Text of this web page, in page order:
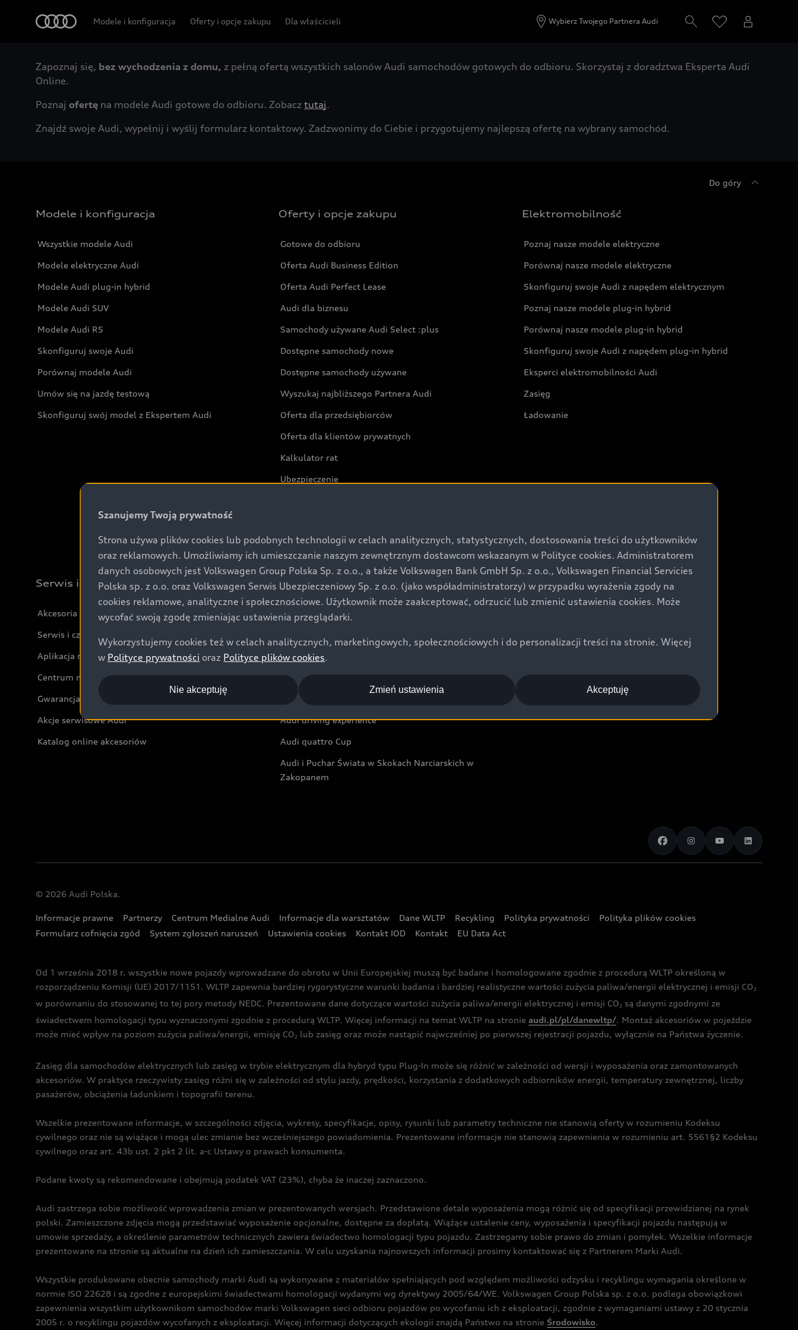
Modele i konfiguracja Oferty i opcje zakupu Dla właścicieli Wybierz Twojego Partnera Audi
Zapoznaj się, bez wychodzenia z domu, z pełną ofertą wszystkich salonów Audi samochodów gotowych do odbioru. Skorzystaj z doradztwa Eksperta Audi
Online.
Poznaj ofertę na modele Audi gotowe do odbioru. Zobacz tutaj.
Znajdź swoje Audi, wypełnij i wyślij formularz kontaktowy. Zadzwonimy do Ciebie i przygotujemy najlepszą ofertę na wybrany samochód.
Do góry
Modele i konfiguracja
Wszystkie modele Audi
Modele elektryczne Audi
Modele Audi plug-in hybrid
Modele Audi SUV
Modele Audi RS
Skonfiguruj swoje Audi
Porównaj modele Audi
Umów się na jazdę testową
Skonfiguruj swój model z Ekspertem Audi
Oferty i opcje zakupu
Gotowe do odbioru
Oferta Audi Business Edition
Oferta Audi Perfect Lease
Audi dla biznesu
Samochody używane Audi Select :plus
Dostępne samochody nowe
Dostępne samochody używane
Wyszukaj najbliższego Partnera Audi
Oferta dla przedsiębiorców
Oferta dla klientów prywatnych
Kalkulator rat
Ubezpieczenie
Audi exclusive
Elektromobilność
Poznaj nasze modele elektryczne
Porównaj nasze modele elektryczne
Skonfiguruj swoje Audi z napędem elektrycznym
Poznaj nasze modele plug-in hybrid
Porównaj nasze modele plug-in hybrid
Skonfiguruj swoje Audi z napędem plug-in hybrid
Eksperci elektromobilności Audi
Zasięg
Ładowanie
Serwis i akcesoria
Akcesoria
Serwis i części
Aplikacja myAudi i usługi cyfrowe
Centrum napraw powypadkowych
Gwarancja
Akcje serwisowe Audi
Katalog online akcesoriów
Świat Audi
Aktualności i historie postępu
Audi Nuvolari
Audi Sport Festiwal
Audi i Muzeum Sztuki Nowoczesnej w Warszawie
Audi driving experience
Audi quattro Cup
Audi i Puchar Świata w Skokach Narciarskich w
Zakopanem
© 2026 Audi Polska.
Informacje prawne Partnerzy Centrum Medialne Audi Informacje dla warsztatów Dane WLTP Recykling Polityka prywatności
Polityka plików cookies
Formularz cofnięcia zgód
System zgłoszeń naruszeń Ustawienia cookies Kontakt IOD Kontakt EU Data Act
Od 1 września 2018 r. wszystkie nowe pojazdy wprowadzane do obrotu w Unii Europejskiej muszą być badane i homologowane zgodnie z procedurą WLTP określoną w
rozporządzeniu Komisji (UE) 2017/1151. WLTP zapewnia bardziej rygorystyczne warunki badania i bardziej realistyczne wartości zużycia paliwa/energii elektrycznej i emisji CO2
w porównaniu do stosowanej to tej pory metody NEDC. Prezentowane dane dotyczące wartości zużycia paliwa/energii elektrycznej i emisji CO2 są danymi zgodnymi ze
świadectwem homologacji typu wyznaczonymi zgodnie z procedurą WLTP. Więcej informacji na temat WLTP na stronie audi.pl/pl/danewltp/. Montaż akcesoriów w pojeździe
może mieć wpływ na poziom zużycia paliwa/energii, emisję CO2 lub zasięg oraz może nastąpić najwcześniej po pierwszej rejestracji pojazdu, wyłącznie na Państwa życzenie.
Zasięg dla samochodów elektrycznych lub zasięg w trybie elektrycznym dla hybryd typu Plug-In może się różnić w zależności od wersji i wyposażenia oraz zamontowanych
akcesoriów. W praktyce rzeczywisty zasięg różni się w zależności od stylu jazdy, prędkości, korzystania z dodatkowych odbiorników energii, temperatury zewnętrznej, liczby
pasażerów, obciążenia ładunkiem i topografii terenu.
Wszelkie prezentowane informacje, w szczególności zdjęcia, wykresy, specyfikacje, opisy, rysunki lub parametry techniczne nie stanowią oferty w rozumieniu Kodeksu
cywilnego oraz nie są wiążące i mogą ulec zmianie bez wcześniejszego powiadomienia. Prezentowane informacje nie stanowią zapewnienia w rozumieniu art. 5561§2 Kodeksu
cywilnego oraz art. 43b ust. 2 pkt 2 lit. a-c Ustawy o prawach konsumenta.
Podane kwoty są rekomendowane i obejmują podatek VAT (23%), chyba że inaczej zaznaczono.
Audi zastrzega sobie możliwość wprowadzenia zmian w prezentowanych wersjach. Przedstawione detale wyposażenia mogą różnić się od specyfikacji przewidzianej na rynek
polski. Zamieszczone zdjęcia mogą przedstawiać wyposażenie opcjonalne, dostępne za dopłatą. Wiążące ustalenie ceny, wyposażenia i specyfikacji pojazdu następują w
umowie sprzedaży, a określenie parametrów technicznych zawiera świadectwo homologacji typu pojazdu. Zastrzegamy sobie prawo do zmian i pomyłek. Wszelkie informacje
prezentowane na stronie są aktualne na dzień ich zamieszczania. W celu uzyskania najnowszych informacji prosimy kontaktować się z Partnerem Marki Audi.
Wszystkie produkowane obecnie samochody marki Audi są wykonywane z materiałów spełniających pod względem możliwości odzysku i recyklingu wymagania określone w
normie ISO 22628 i są zgodne z europejskimi świadectwami homologacji wydanymi wg dyrektywy 2005/64/WE. Volkswagen Group Polska sp. z o.o. podlega obowiązkowi
zapewnienia wszystkim użytkownikom samochodów marki Volkswagen sieci odbioru pojazdów po wycofaniu ich z eksploatacji, zgodnie z wymaganiami ustawy z 20 stycznia
2005 r. o recyklingu pojazdów wycofanych z eksploatacji. Więcej informacji dotyczących ekologii znajdą Państwo na stronie Środowisko.
Szanujemy Twoją prywatność
Strona używa plików cookies lub podobnych technologii w celach analitycznych, statystycznych, dostosowania treści do użytkowników
oraz reklamowych. Umożliwiamy ich umieszczanie naszym zewnętrznym dostawcom wskazanym w Polityce cookies. Administratorem
danych osobowych jest Volkswagen Group Polska Sp. z o.o., a także Volkswagen Bank GmbH Sp. z o.o., Volkswagen Financial Servicies
Polska sp. z o.o. oraz Volkswagen Serwis Ubezpieczeniowy Sp. z o.o. (jako współadministratorzy) w przypadku wyrażenia zgody na
cookies reklamowe, analityczne i społecznościowe. Użytkownik może zaakceptować, odrzucić lub zmienić ustawienia cookies. Może
wycofać swoją zgodę zmieniając ustawienia przeglądarki.
Wykorzystujemy cookies też w celach analitycznych, marketingowych, społecznościowych i do personalizacji treści na stronie. Więcej
w Polityce prywatności oraz Polityce plików cookies.
Akceptuję
Nie akceptuję Zmień ustawienia